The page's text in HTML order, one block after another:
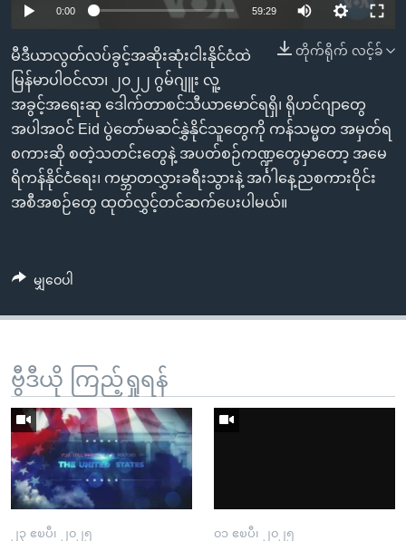
စာမျက်နှာ
ကျော်
ကြည့်
ရန်
ရှာဖွေ
ရန်
နေရာ
သို့
ဘာသာစကားများ
0:00 59:29
တိုက်ရိုက် လင့်ခ်
မီဒီယာလွတ်လပ်ခွင့်အဆိုးဆုံးငါးနိုင်ငံထဲ
မြန်မာပါဝင်လာ၊ ၂၀၂၂ ဂွမ်ဂျူး လူ့
အခွင့်အရေးဆု ဒေါက်တာစင်သီယာမောင်ရရှိ၊ ရိုဟင်ဂျာတွေ
အပါအဝင် Eid ပွဲတော်မဆင်နွှဲနိုင်သူတွေကို ကန်သမ္မတ အမှတ်ရ
စကားဆို စတဲ့သတင်းတွေနဲ့ အပတ်စဉ်ကဏ္ဍတွေမှာတော့ အမေ
ရိကန်နိုင်ငံရေး၊ ကမ္ဘာတလွှားခရီးသွားနဲ့ အင်္ဂါနေ့ညစကားဝိုင်း
အစီအစဉ်တွေ ထုတ်လွှင့်တင်ဆက်ပေးပါမယ်။
မျှဝေပါ
ဗွီဒီယို ကြည့်ရှုရန်
၂၃ ဧၿပီ၊ ၂၀၂၅ ၀၁ ဧၿပီ၊ ၂၀၂၅